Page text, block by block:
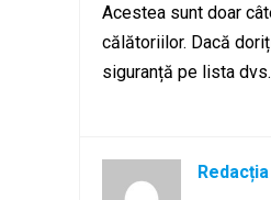
Acestea sunt doar
călătoriilor. Dacă
siguranță pe lista
Redacția